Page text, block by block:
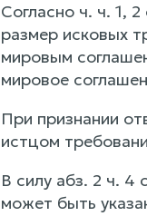
Согласно ч. ч. 1,
размер исковых
мировым
мировое
При признании
истцом
В силу абз. 2 ч. 4
может быть